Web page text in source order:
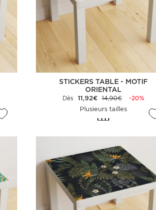
STICKERS TABLE - MOTIF
ORIENTAL
Dès 11,92€ 14,90€
-20%
Plusieurs tailles